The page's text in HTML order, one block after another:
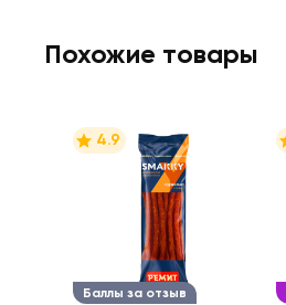
Похожие товары
Баллы за отзыв
4.9